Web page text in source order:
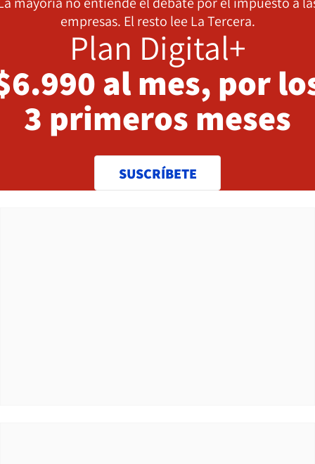
empresas. El resto lee La Tercera.
Plan Digital+
al mes, por
3 primeros meses
SUSCRÍBETE